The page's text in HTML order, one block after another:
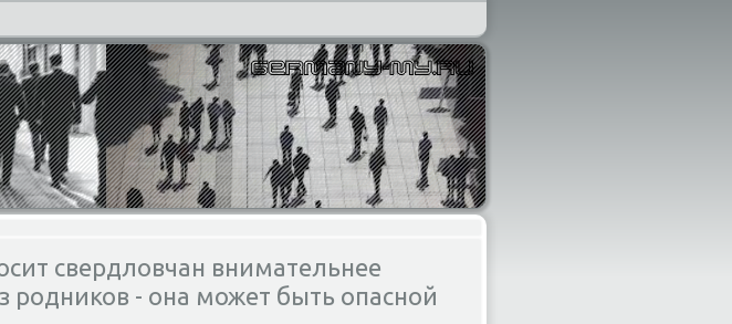
свердловчан внимательнее
родников - она может быть опасной